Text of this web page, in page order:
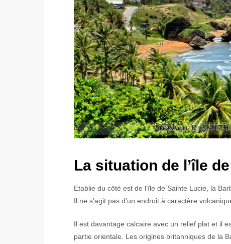
La situation de l’île
Etablie du côté est de l’île de Sainte Lucie, la
Il ne s’agit pas d’un endroit à caractère
Il est davantage calcaire avec un relief plat et il
partie orientale. Les origines britanniques de la